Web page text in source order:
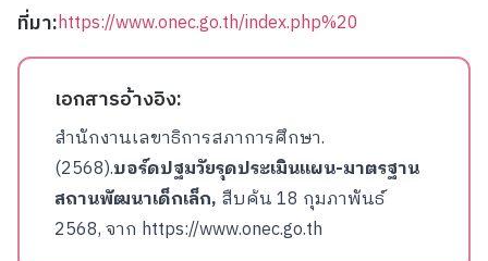
ที่มา:https://www.onec.go.th/index.php%20
เอกสารอ้างอิง:
สำนักงานเลขาธิการสภาการศึกษา.
(2568).บอร์ดปฐมวัยรุดประเมินแผน-มาตรฐาน
สถานพัฒนาเด็กเล็ก, สืบค้น 18 กุมภาพันธ์
2568, จาก https://www.onec.go.th